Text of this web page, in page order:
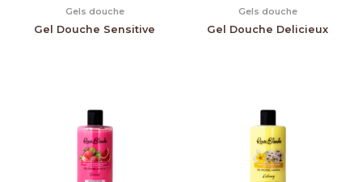
Gels douche
Gel Douche Sensitive
Gels douche
Gel Douche Delicieux